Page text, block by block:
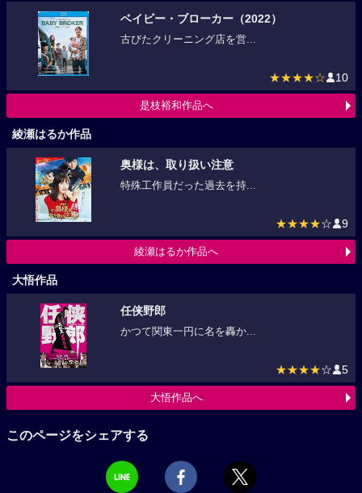
ベイビー・ブローカー（2022）
古びたクリーニング店を営...
★★★★☆ 10
是枝裕和作品へ
綾瀬はるか作品
奥様は、取り扱い注意
特殊工作員だった過去を持...
★★★★☆ 9
綾瀬はるか作品へ
大悟作品
任侠野郎
かつて関東一円に名を轟か...
★★★★☆ 5
大悟作品へ
このページをシェアする